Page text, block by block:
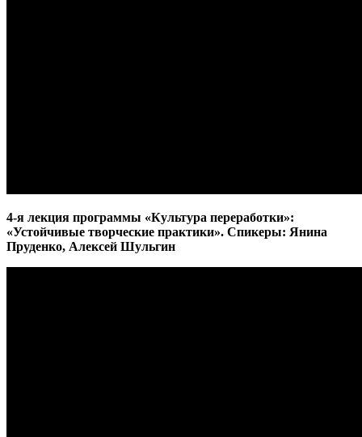
4-я лекция программы «Культура переработки»:
«Устойчивые творческие практики». Спикеры: Янина
Пруденко, Алексей Шульгин